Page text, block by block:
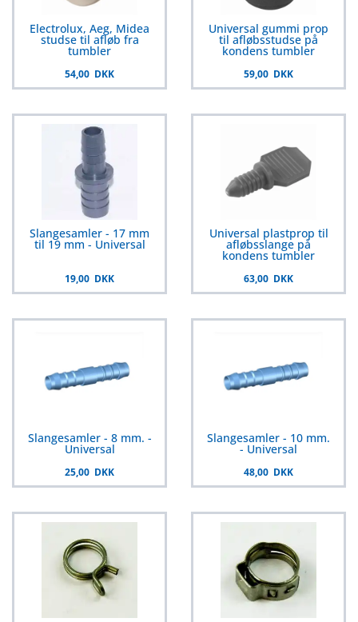
Electrolux, Aeg, Midea
studse til afløb fra
tumbler
54,00 DKK
Universal gummi prop
til afløbsstudse på
kondens tumbler
59,00 DKK
Slangesamler - 17 mm
til 19 mm - Universal
19,00 DKK
Universal plastprop til
afløbsslange på
kondens tumbler
63,00 DKK
Slangesamler - 8 mm. -
Universal
25,00 DKK
Slangesamler - 10 mm.
- Universal
48,00 DKK